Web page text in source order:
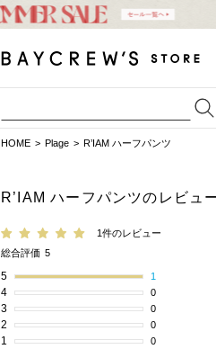
HOME Plage R’IAM ハーフパンツ
R’IAM ハーフパンツのレビュ
1件のレビュー
総合評価 5
5 1
4 0
3 0
2 0
1 0